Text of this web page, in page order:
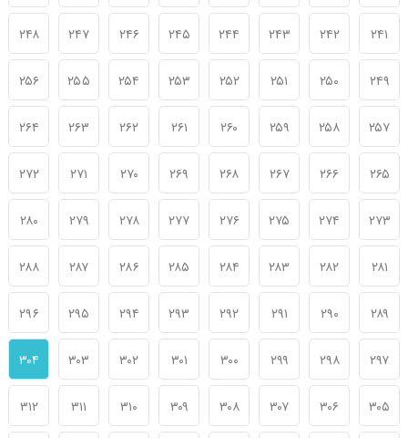
۲۴۱ ۲۴۲ ۲۴۳ ۲۴۴ ۲۴۵ ۲۴۶ ۲۴۷ ۲۴۸
۲۴۹ ۲۵۰ ۲۵۱ ۲۵۲ ۲۵۳ ۲۵۴ ۲۵۵ ۲۵۶
۲۵۷ ۲۵۸ ۲۵۹ ۲۶۰ ۲۶۱ ۲۶۲ ۲۶۳ ۲۶۴
۲۶۵ ۲۶۶ ۲۶۷ ۲۶۸ ۲۶۹ ۲۷۰ ۲۷۱ ۲۷۲
۲۷۳ ۲۷۴ ۲۷۵ ۲۷۶ ۲۷۷ ۲۷۸ ۲۷۹ ۲۸۰
۲۸۱ ۲۸۲ ۲۸۳ ۲۸۴ ۲۸۵ ۲۸۶ ۲۸۷ ۲۸۸
۲۸۹ ۲۹۰ ۲۹۱ ۲۹۲ ۲۹۳ ۲۹۴ ۲۹۵ ۲۹۶
۲۹۷ ۲۹۸ ۲۹۹ ۳۰۰ ۳۰۱ ۳۰۲ ۳۰۳ ۳۰۴
۳۰۵ ۳۰۶ ۳۰۷ ۳۰۸ ۳۰۹ ۳۱۰ ۳۱۱ ۳۱۲